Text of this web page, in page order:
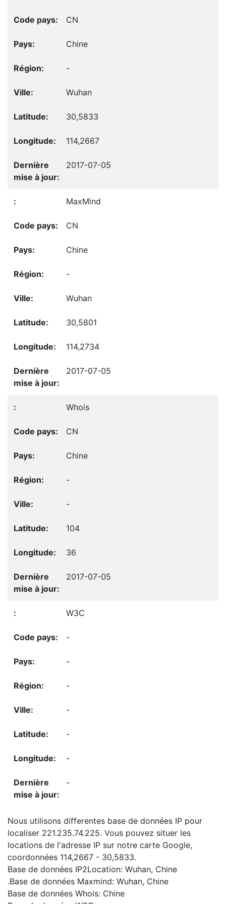
CN
Chine
-
Wuhan
30,5833
114,2667
2017-07-05
MaxMind
CN
Chine
-
Wuhan
30,5801
114,2734
2017-07-05
Whois
CN
Chine
-
-
104
36
2017-07-05
W3C
-
-
-
-
-
-
-
Nous utilisons differentes base de données IP pour
localiser 221.235.74.225. Vous pouvez situer les
locations de l'adresse IP sur notre carte Google,
coordonnées 114,2667 - 30,5833.
Base de données IP2Location: Wuhan, Chine
.Base de données Maxmind: Wuhan, Chine
Base de données Whois: Chine